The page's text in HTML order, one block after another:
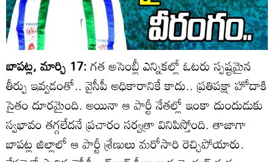
బాపట్ల, మార్చి 17:గత అసెంబ్లీ ఎన్నికల్లో ఓటరు స్పష్టమైన
తీర్పు ఇవ్వడంతో.. వైసీపీ అధికారానికే కాదు.. ప్రతిపక్షా హోదాకి
సైతం దూరమైంది. అయినా ఆ పార్టీ నేతల్లో ఇంకా దుందుడుకు
స్వభావం తగ్గలేదనే ప్రచారం సర్వత్రా వినిపిస్తోంది. తాజాగా
బాపట్ల జిల్లాలో ఆ పార్టీ శ్రేణులు మరోసారి రెచ్చిపోయారు.